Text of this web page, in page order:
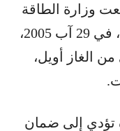
وزارة الطاقة
اللبنانية وشركة البترول الكويتية، في 29 آب 2005،
متري من الغاز أويل،
تؤدي إلى ضمان